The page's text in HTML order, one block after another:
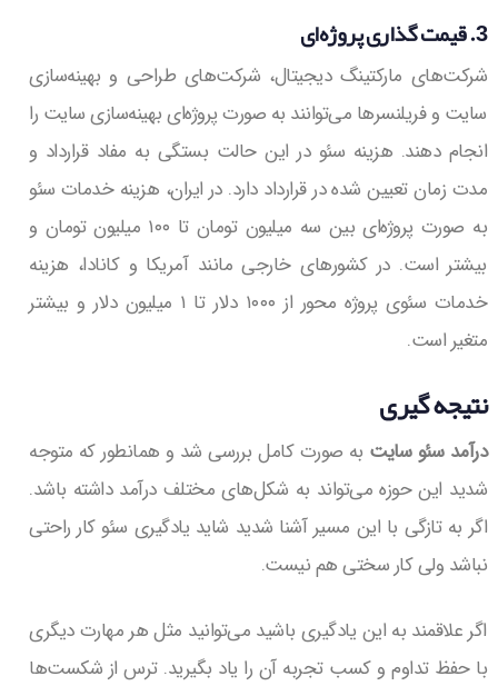
3. قیمت گذاری پروژه‌ای
شرکت‌های مارکتینگ دیجیتال، شرکت‌های طراحی و بهینه‌سازی
سایت و فریلنسرها می‌توانند به صورت پروژه‌ای بهینه‌سازی سایت را
انجام دهند. هزینه سئو در این حالت بستگی به مفاد قرارداد و
مدت زمان تعیین شده در قرارداد دارد. در ایران، هزینه خدمات سئو
به صورت پروژه‌ای بین سه میلیون تومان تا ۱۰۰ میلیون تومان و
بیشتر است. در کشورهای خارجی مانند آمریکا و کانادا، هزینه
خدمات سئوی پروژه محور از ۱۰۰۰ دلار تا ۱ میلیون دلار و بیشتر
متغیر است.
نتیجه گیری
درآمد سئو سایت به صورت کامل بررسی شد و همانطور که متوجه
شدید این حوزه می‌تواند به شکل‌های مختلف درآمد داشته باشد.
اگر به تازگی با این مسیر آشنا شدید شاید یادگیری سئو کار راحتی
نباشد ولی کار سختی هم نیست.
اگر علاقمند به این یادگیری باشید می‌توانید مثل هر مهارت دیگری
با حفظ تداوم و کسب تجربه آن را یاد بگیرید. ترس از شکست‌ها